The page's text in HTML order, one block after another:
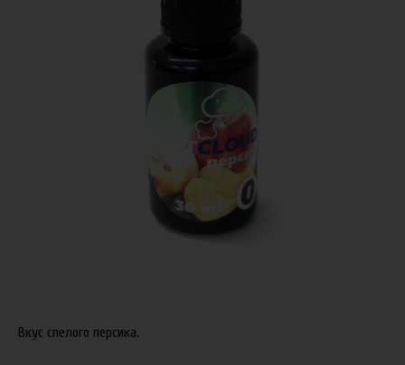
Вкус спелого персика.